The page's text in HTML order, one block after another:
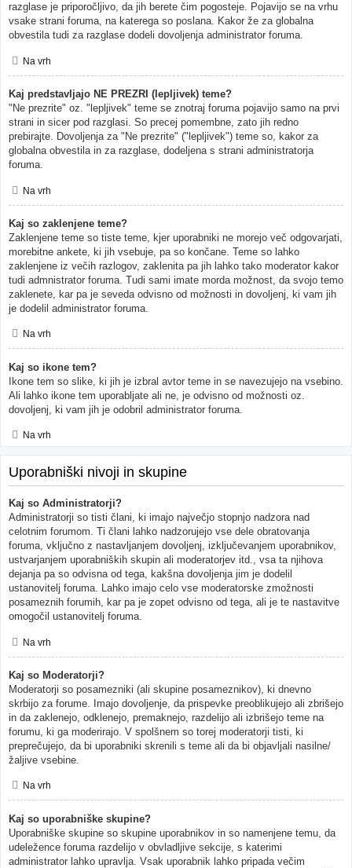
razglase je priporočljivo, da jih berete čim pogosteje. Pojavijo se na vrhu
vsake strani foruma, na katerega so poslana. Kakor že za globalna
obvestila tudi za razglase dodeli dovoljenja administrator foruma.
Na vrh
Kaj predstavljajo NE PREZRI (lepljivek) teme?
"Ne prezrite" oz. "lepljivek" teme se znotraj foruma pojavijo samo na prvi
strani in sicer pod razglasi. So precej pomembne, zato jih redno
prebirajte. Dovoljenja za "Ne prezrite" ("lepljivek") teme so, kakor za
globalna obvestila in za razglase, dodeljena s strani administratorja
foruma.
Na vrh
Kaj so zaklenjene teme?
Zaklenjene teme so tiste teme, kjer uporabniki ne morejo več odgovarjati,
morebitne ankete, ki jih vsebuje, pa so končane. Teme so lahko
zaklenjene iz večih razlogov, zaklenita pa jih lahko tako moderator kakor
tudi admnistrator foruma. Tudi sami imate morda možnost, da svojo temo
zaklenete, kar pa je seveda odvisno od možnosti in dovoljenj, ki vam jih
je dodelil administrator foruma.
Na vrh
Kaj so ikone tem?
Ikone tem so slike, ki jih je izbral avtor teme in se navezujejo na vsebino.
Ali lahko ikone tem uporabljate ali ne, je odvisno od možnosti oz.
dovoljenj, ki vam jih je odobril administrator foruma.
Na vrh
Uporabniški nivoji in skupine
Kaj so Administratorji?
Administratorji so tisti člani, ki imajo največjo stopnjo nadzora nad
celotnim forumom. Ti člani lahko nadzorujejo vse dele obratovanja
foruma, vključno z nastavljanjem dovoljenj, izključevanjem uporabnikov,
ustvarjanjem uporabniških skupin ali moderatorjev itd., vsa ta njihova
dejanja pa so odvisna od tega, kakšna dovoljenja jim je dodelil
ustanovitelj foruma. Lahko imajo celo vse moderatorske zmožnosti
posameznih forumih, kar pa je zopet odvisno od tega, ali je te nastavitve
omogočil ustanovitelj foruma.
Na vrh
Kaj so Moderatorji?
Moderatorji so posamezniki (ali skupine posameznikov), ki dnevno
skrbijo za forume. Imajo dovoljenje, da prispevke preoblikujejo ali zbrišejo
in da zaklenejo, odklenejo, premaknejo, razdelijo ali izbrišejo teme na
forumu, ki ga moderirajo. V spolšnem so torej moderatorji tisti, ki
preprečujejo, da bi uporabniki skrenili s teme ali da bi objavljali nasilne/
žaljive vsebine.
Na vrh
Kaj so uporabniške skupine?
Uporabniške skupine so skupine uporabnikov in so namenjene temu, da
udeležence foruma razdelijo v obvladljive sekcije, s katerimi
administrator lahko upravlja. Vsak uporabnik lahko pripada večim